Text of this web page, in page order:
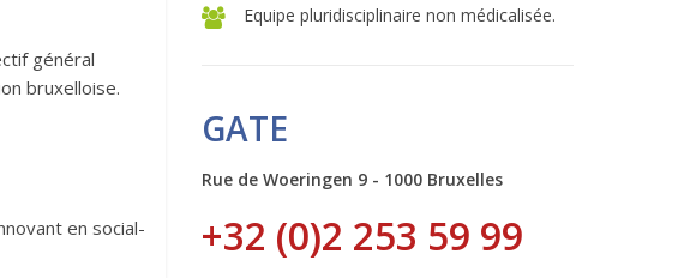
général
bruxelloise.
en social-
Equipe pluridisciplinaire non médicalisée.
GATE
Rue de Woeringen 9 - 1000 Bruxelles
+32 (0)2 253 59 99